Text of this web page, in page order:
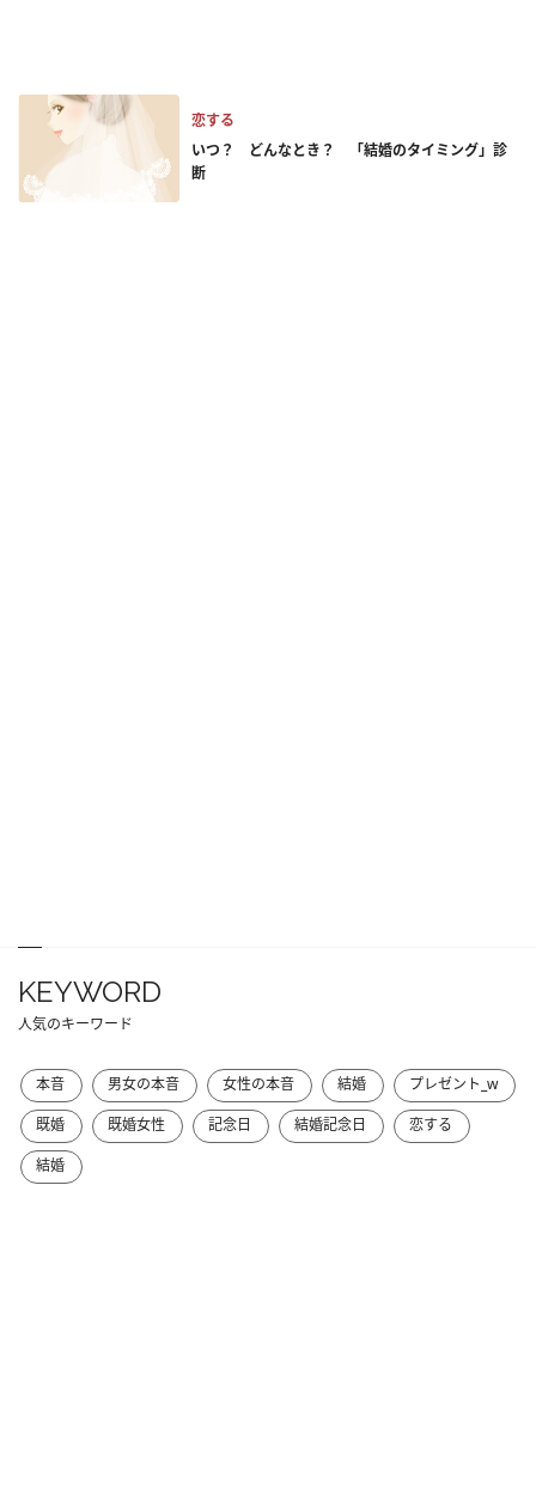
恋する
いつ？ どんなとき？ 「結婚のタイミング」診
断
KEYWORD
人気のキーワード
本音 男女の本音 女性の本音 結婚
プレゼント_w
既婚
既婚女性 記念日 結婚記念日
恋する
結婚